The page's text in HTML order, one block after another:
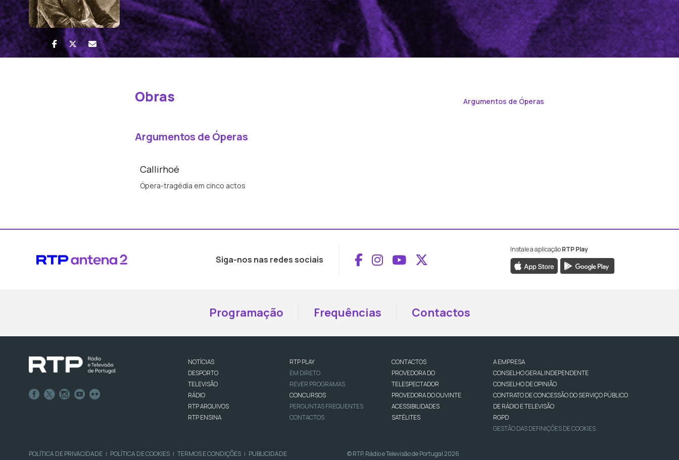
Obras Argumentos de Óperas
Argumentos de Óperas
Callirhoé
Ópera-tragédia em cinco actos
Siga-nos nas redes sociais Aceder ao Facebook da RTP Antena 2
Aceder ao Instagram da RTP Antena 2
Aceder ao YouTube da RTP Antena 2
Aceder ao X da RTP Antena 2
Instale a aplicaçãoRTP Play
Programação Frequências Contactos
NOTÍCIAS
DESPORTO
TELEVISÃO
RÁDIO
RTP ARQUIVOS
RTP ENSINA
RTP PLAY
EM DIRETO
REVER PROGRAMAS
CONCURSOS
PERGUNTAS FREQUENTES
CONTACTOS
CONTACTOS
PROVEDORA DO
TELESPECTADOR
PROVEDORA DO OUVINTE
ACESSIBILIDADES
SATÉLITES
A EMPRESA
CONSELHO GERAL INDEPENDENTE
CONSELHO DE OPINIÃO
CONTRATO DE CONCESSÃO DO SERVIÇO PÚBLICO
DE RÁDIO E TELEVISÃO
RGPD
GESTÃO DAS DEFINIÇÕES DE COOKIES
POLÍTICA DE PRIVACIDADE | POLÍTICA DE COOKIES | TERMOS E CONDIÇÕES | PUBLICIDADE © RTP, Rádio e Televisão de Portugal 2026